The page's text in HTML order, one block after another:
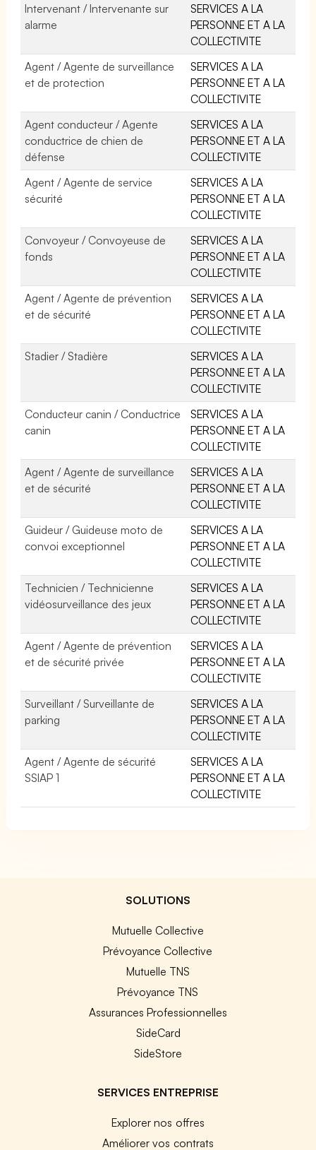
Intervenant / Intervenante sur
alarme
SERVICES A LA
PERSONNE ET A LA
COLLECTIVITE
Agent / Agente de surveillance
et de protection
SERVICES A LA
PERSONNE ET A LA
COLLECTIVITE
Agent conducteur / Agente
conductrice de chien de
défense
SERVICES A LA
PERSONNE ET A LA
COLLECTIVITE
Agent / Agente de service
sécurité
SERVICES A LA
PERSONNE ET A LA
COLLECTIVITE
Convoyeur / Convoyeuse de
fonds
SERVICES A LA
PERSONNE ET A LA
COLLECTIVITE
Agent / Agente de prévention
et de sécurité
SERVICES A LA
PERSONNE ET A LA
COLLECTIVITE
Stadier / Stadière
SERVICES A LA
PERSONNE ET A LA
COLLECTIVITE
Conducteur canin / Conductrice
canin
SERVICES A LA
PERSONNE ET A LA
COLLECTIVITE
Agent / Agente de surveillance
et de sécurité
SERVICES A LA
PERSONNE ET A LA
COLLECTIVITE
Guideur / Guideuse moto de
convoi exceptionnel
SERVICES A LA
PERSONNE ET A LA
COLLECTIVITE
Technicien / Technicienne
vidéosurveillance des jeux
SERVICES A LA
PERSONNE ET A LA
COLLECTIVITE
Agent / Agente de prévention
et de sécurité privée
SERVICES A LA
PERSONNE ET A LA
COLLECTIVITE
Surveillant / Surveillante de
parking
SERVICES A LA
PERSONNE ET A LA
COLLECTIVITE
Agent / Agente de sécurité
SSIAP 1
SERVICES A LA
PERSONNE ET A LA
COLLECTIVITE
SOLUTIONS
Mutuelle Collective
Prévoyance Collective
Mutuelle TNS
Prévoyance TNS
Assurances Professionnelles
SideCard
SideStore
SERVICES ENTREPRISE
Explorer nos offres
Améliorer vos contrats